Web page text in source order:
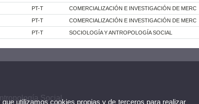
PT-T COMERCIALIZACIÓN E INVESTIGACIÓN DE MERC
PT-T COMERCIALIZACIÓN E INVESTIGACIÓN DE MERC
PT-T SOCIOLOGÍA Y ANTROPOLOGÍA SOCIAL
Social
utilizamos cookies propias y de terceros para realizar